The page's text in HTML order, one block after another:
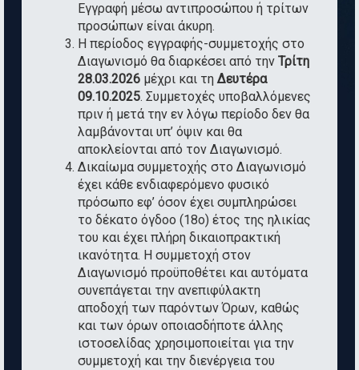
Εγγραφή μέσω αντιπροσώπου ή τρίτων
προσώπων είναι άκυρη.
Η περίοδος εγγραφής-συμμετοχής στο
Διαγωνισμό θα διαρκέσει από την Τρίτη
28.03.2026μέχρι και τη Δευτέρα
09.10.2025. Συμμετοχές υποβαλλόμενες
πριν ή μετά την εν λόγω περίοδο δεν θα
λαμβάνονται υπ’ όψιν και θα
αποκλείονται από τον Διαγωνισμό.
Δικαίωμα συμμετοχής στο Διαγωνισμό
έχει κάθε ενδιαφερόμενο φυσικό
πρόσωπο εφ’ όσον έχει συμπληρώσει
το δέκατο όγδοο (18ο) έτος της ηλικίας
του και έχει πλήρη δικαιοπρακτική
ικανότητα. Η συμμετοχή στον
Διαγωνισμό προϋποθέτει και αυτόματα
συνεπάγεται την ανεπιφύλακτη
αποδοχή των παρόντων Όρων, καθώς
και των όρων οποιασδήποτε άλλης
ιστοσελίδας χρησιμοποιείται για την
συμμετοχή και την διενέργεια του